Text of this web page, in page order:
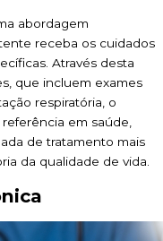
abordagem
receba os cuidados
Através desta
que incluem exames
respiratória, o
em saúde,
de tratamento mais
da qualidade de vida.